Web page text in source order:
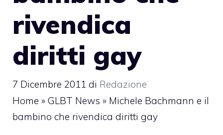
rivendica
diritti gay
7 Dicembre 2011 di Redazione
Home » GLBT News » Michele Bachmann e il
bambino che rivendica diritti gay